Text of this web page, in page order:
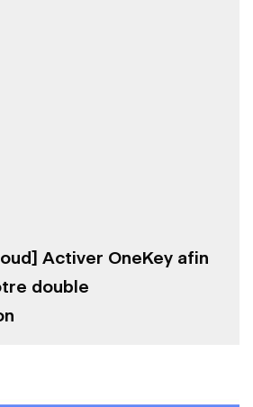
Activer OneKey afin
double